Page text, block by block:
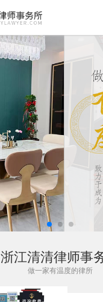
浙江清清律师事
做一家有温度的律所